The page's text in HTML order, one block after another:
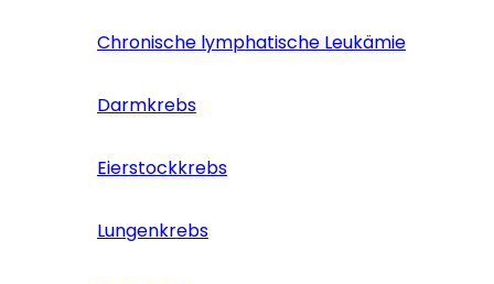
Chronische lymphatische Leukämie
Darmkrebs
Eierstockkrebs
Lungenkrebs